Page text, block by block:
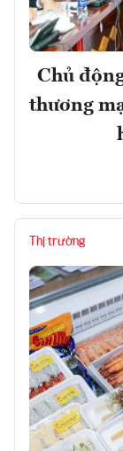
Chủ
thương
Thị trường